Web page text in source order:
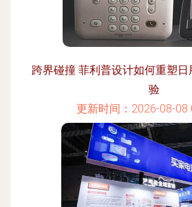
跨界碰撞 菲利普设计如何重塑
验
更新时间：2026-08-08